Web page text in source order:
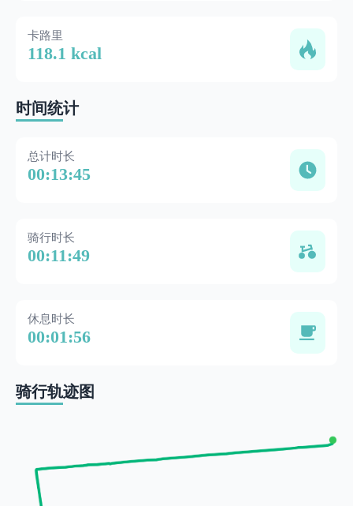
卡路里
118.1 kcal
时间统计
总计时长
00:13:45
骑行时长
00:11:49
休息时长
00:01:56
骑行轨迹图